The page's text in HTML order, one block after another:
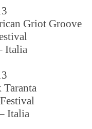
Griot Groove
Italia
Taranta
Italia